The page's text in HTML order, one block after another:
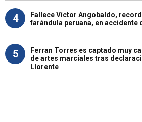
4
Fallece Víctor Angobaldo,
farándula peruana, en accidente
5
Ferran Torres es captado muy
de artes marciales tras
Llorente